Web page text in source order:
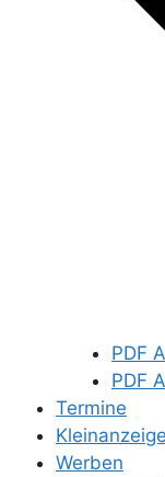
PDF
PDF
Termine
Werben